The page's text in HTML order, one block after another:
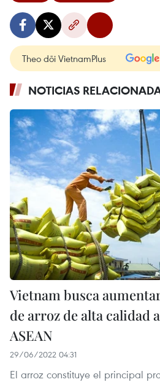
Theo dõi VietnamPlus
NOTICIAS
Vietnam busca
de arroz de alta calidad
ASEAN
29/06/2022 04:31
El arroz constituye el principal